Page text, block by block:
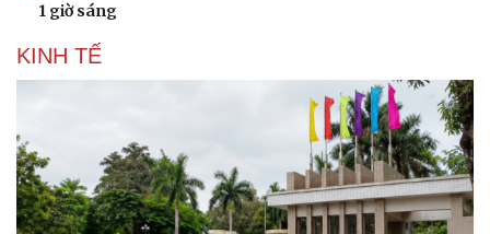
Du lịch
Tư vấn
Câu chuyện thời sự
Đọc truyện đêm khuya
Cửa sổ tình yêu
Kể chuyện cho bé
Hạt giống tâm hồn
1 giờ sáng
KINH TẾ